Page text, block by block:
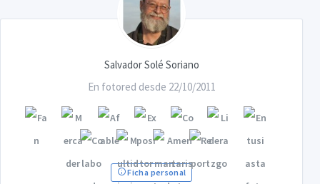
Salvador Solé Soriano
En fotored desde 22/10/2011
Ficha personal